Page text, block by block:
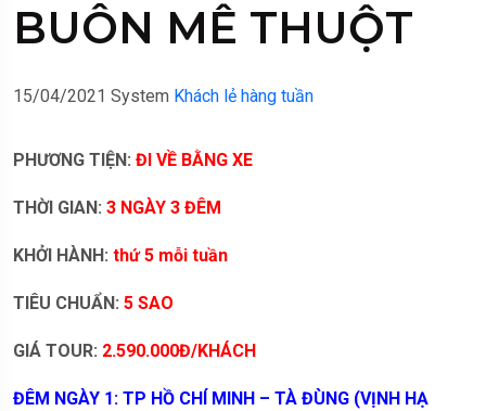
BUÔN MÊ THUỘT
15/04/2021 System Khách lẻ hàng tuần
PHƯƠNG TIỆN: ĐI VỀ BẰNG XE
THỜI GIAN: 3 NGÀY 3 ĐÊM
KHỞI HÀNH: thứ 5 mỗi tuần
TIÊU CHUẨN: 5 SAO
GIÁ TOUR: 2.590.000Đ/KHÁCH
ĐÊM NGÀY 1: TP HỒ CHÍ MINH – TÀ ĐÙNG (VỊNH HẠ